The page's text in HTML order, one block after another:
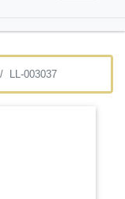
LL-003037